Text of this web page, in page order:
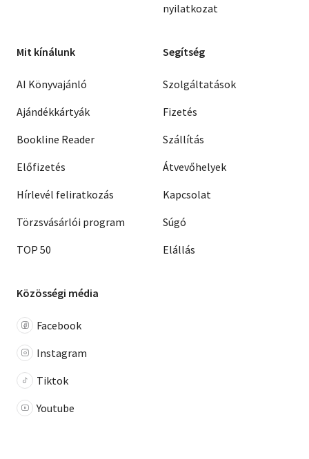
nyilatkozat
Mit kínálunk
AI Könyvajánló
Ajándékkártyák
Bookline Reader
Előfizetés
Hírlevél feliratkozás
Törzsvásárlói program
TOP 50
Segítség
Szolgáltatások
Fizetés
Szállítás
Átvevőhelyek
Kapcsolat
Súgó
Elállás
Közösségi média
Facebook
Instagram
Tiktok
Youtube